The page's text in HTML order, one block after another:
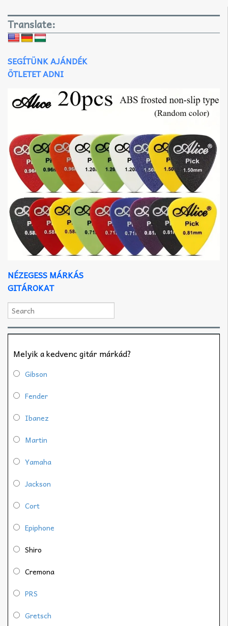
Translate:
SEGÍTÜNK AJÁNDÉK
ÖTLETET ADNI
NÉZEGESS MÁRKÁS
GITÁROKAT
Melyik a kedvenc gitár márkád?
Gibson
Fender
Ibanez
Martin
Yamaha
Jackson
Cort
Epiphone
Shiro
Cremona
PRS
Gretsch